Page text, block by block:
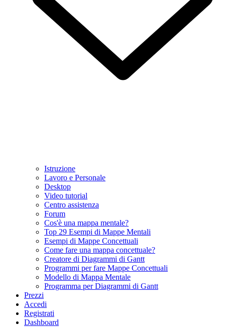
Istruzione
Lavoro e Personale
Desktop
Video tutorial
Centro assistenza
Forum
Cos'è una mappa mentale?
Top 29 Esempi di Mappe Mentali
Esempi di Mappe Concettuali
Come fare una mappa concettuale?
Creatore di Diagrammi di Gantt
Programmi per fare Mappe Concettuali
Modello di Mappa Mentale
Programma per Diagrammi di Gantt
Prezzi
Accedi
Registrati
Dashboard